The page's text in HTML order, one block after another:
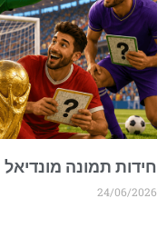
חידות תמונה מונדיאל
24/06/2026